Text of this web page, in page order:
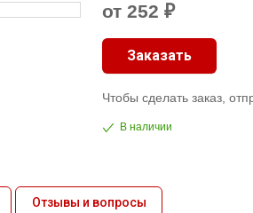
от 252 ₽
Заказать
Чтобы сделать заказ,
В наличии
Отзывы и вопросы